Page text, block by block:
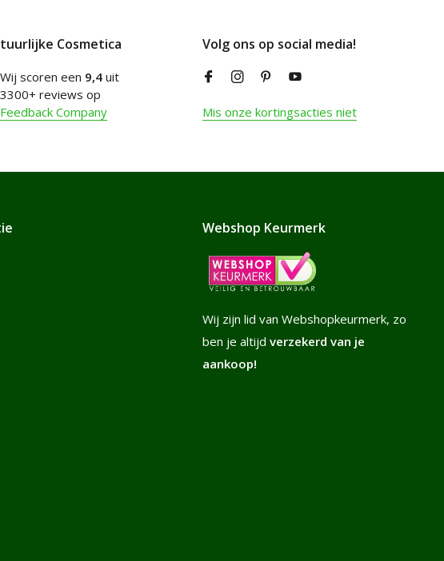
Cosmetica
Wij scoren een 9,4 uit
3300+ reviews op
Feedback Company
Volg ons op social media!
Mis onze kortingsacties niet
Webshop Keurmerk
Wij zijn lid van Webshopkeurmerk, zo
ben je altijd verzekerd van je
aankoop!